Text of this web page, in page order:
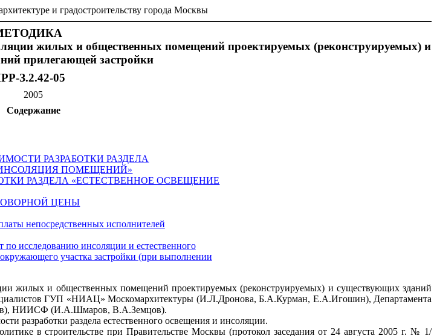
и градостроительству города Москвы
жилых и общественных помещений проектируемых (реконструируемых) и
прилегающей застройки
З.2.42-05
2005
Содержание
РАЗРАБОТКИ РАЗДЕЛА
ПОМЕЩЕНИЙ»
РАЗДЕЛА «ЕСТЕСТВЕННОЕ ОСВЕЩЕНИЕ
ЦЕНЫ
непосредственных исполнителей
по исследованию инсоляции и естественного
участка застройки (при выполнении
жилых и общественных помещений проектируемых (реконструируемых) и существующих зданий
ГУП «НИАЦ» Москомархитектуры (И.Л.Дронова, Б.А.Курман, Е.А.Игошин), Департамента
НИИСФ (И.А.Шмаров, В.А.Земцов).
разработки раздела естественного освещения и инсоляции.
в строительстве при Правительстве Москвы (протокол заседания от 24 августа 2005 г. № 1/